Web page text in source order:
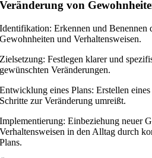
Veränderung von
Identifikation: Erkennen und Benennen
Gewohnheiten und Verhaltensweisen.
Zielsetzung: Festlegen klarer und
gewünschten Veränderungen.
Entwicklung eines Plans: Erstellen
Schritte zur Veränderung umreißt.
Implementierung: Einbeziehung neuer
Verhaltensweisen in den Alltag durch
Plans.